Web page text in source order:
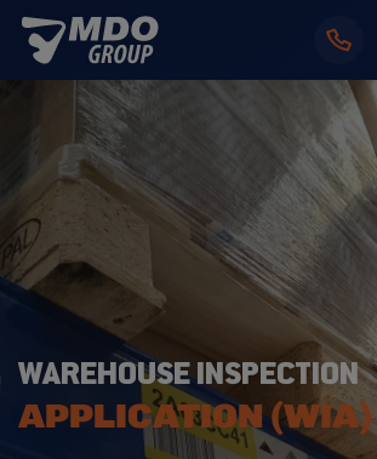
WAREHOUSE INSPECTION
APPLICATION (WIA)